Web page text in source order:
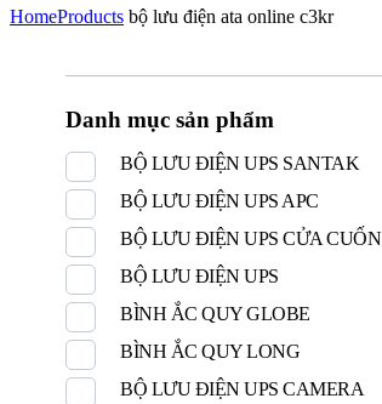
HomeProducts bộ lưu điện ata online c3kr
Danh mục sản phẩm
BỘ LƯU ĐIỆN UPS SANTAK
BỘ LƯU ĐIỆN UPS APC
BỘ LƯU ĐIỆN UPS CỬA CUỐN
BỘ LƯU ĐIỆN UPS
BÌNH ẮC QUY GLOBE
BÌNH ẮC QUY LONG
BỘ LƯU ĐIỆN UPS CAMERA